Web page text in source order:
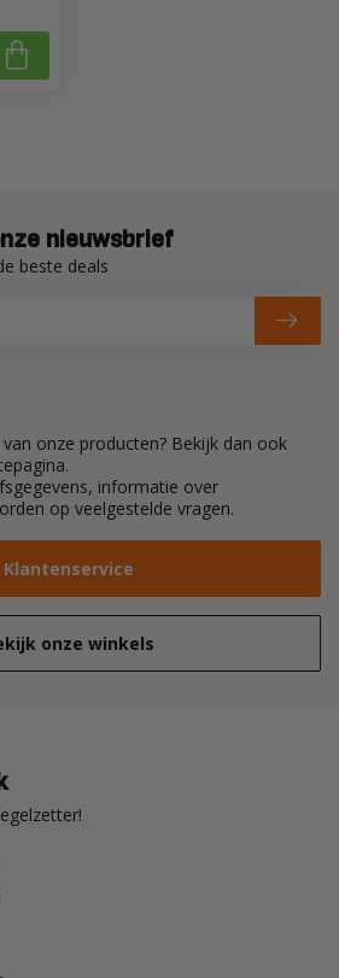
onze producten? Bekijk dan ook
informatie over
op veelgestelde vragen.
Klantenservice
onze winkels
nieuwsbrief
beste deals